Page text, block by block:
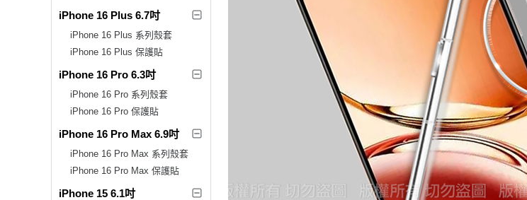
iPhone 16 Plus 6.7吋
iPhone 16 Plus 系列殼套
iPhone 16 Plus 保護貼
iPhone 16 Pro 6.3吋
iPhone 16 Pro 系列殼套
iPhone 16 Pro 保護貼
iPhone 16 Pro Max 6.9吋
iPhone 16 Pro Max 系列殼套
iPhone 16 Pro Max 保護貼
iPhone 15 6.1吋